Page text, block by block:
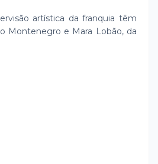
artística da franquia têm
Montenegro e Mara Lobão, da